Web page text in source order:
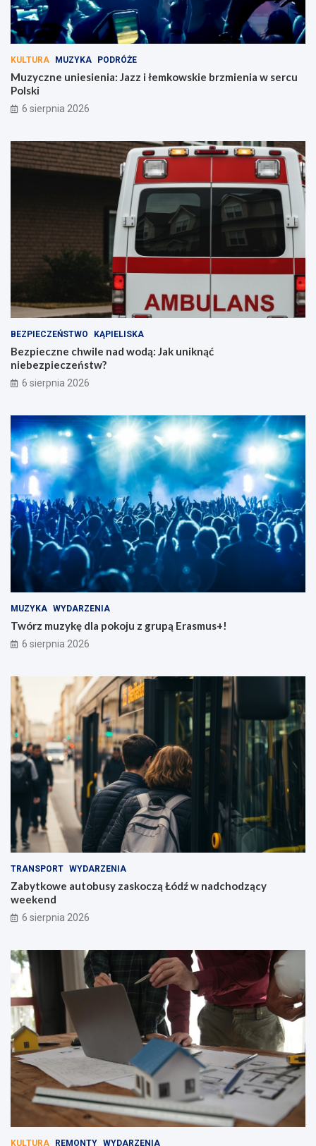
KULTURA MUZYKA PODRÓŻE
Muzyczne uniesienia: Jazz i łemkowskie brzmienia w sercu
Polski
6 sierpnia 2026
BEZPIECZEŃSTWO KĄPIELISKA
Bezpieczne chwile nad wodą: Jak uniknąć
niebezpieczeństw?
6 sierpnia 2026
MUZYKA WYDARZENIA
Twórz muzykę dla pokoju z grupą Erasmus+!
6 sierpnia 2026
TRANSPORT WYDARZENIA
Zabytkowe autobusy zaskoczą Łódź w nadchodzący
weekend
6 sierpnia 2026
KULTURA REMONTY WYDARZENIA